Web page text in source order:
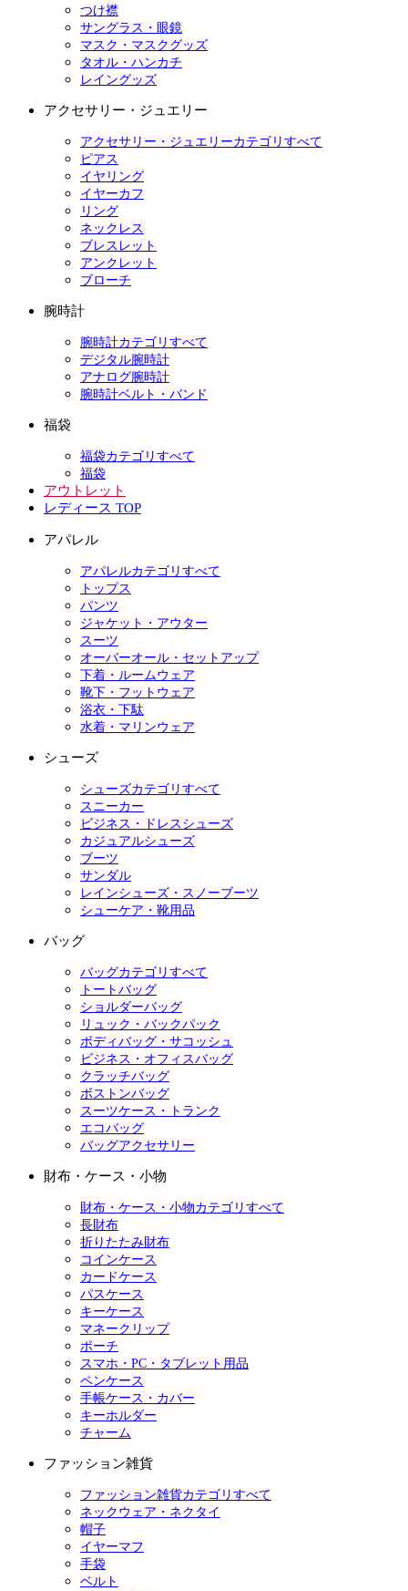
つけ襟
サングラス・眼鏡
マスク・マスクグッズ
タオル・ハンカチ
レイングッズ
アクセサリー・ジュエリー
アクセサリー・ジュエリーカテゴリすべて
ピアス
イヤリング
イヤーカフ
リング
ネックレス
ブレスレット
アンクレット
ブローチ
腕時計
腕時計カテゴリすべて
デジタル腕時計
アナログ腕時計
腕時計ベルト・バンド
福袋
福袋カテゴリすべて
福袋
アウトレット
レディース TOP
アパレル
アパレルカテゴリすべて
トップス
パンツ
ジャケット・アウター
スーツ
オーバーオール・セットアップ
下着・ルームウェア
靴下・フットウェア
浴衣・下駄
水着・マリンウェア
シューズ
シューズカテゴリすべて
スニーカー
ビジネス・ドレスシューズ
カジュアルシューズ
ブーツ
サンダル
レインシューズ・スノーブーツ
シューケア・靴用品
バッグ
バッグカテゴリすべて
トートバッグ
ショルダーバッグ
リュック・バックパック
ボディバッグ・サコッシュ
ビジネス・オフィスバッグ
クラッチバッグ
ボストンバッグ
スーツケース・トランク
エコバッグ
バッグアクセサリー
財布・ケース・小物
財布・ケース・小物カテゴリすべて
長財布
折りたたみ財布
コインケース
カードケース
パスケース
キーケース
マネークリップ
ポーチ
スマホ・PC・タブレット用品
ペンケース
手帳ケース・カバー
キーホルダー
チャーム
ファッション雑貨
ファッション雑貨カテゴリすべて
ネックウェア・ネクタイ
帽子
イヤーマフ
手袋
ベルト